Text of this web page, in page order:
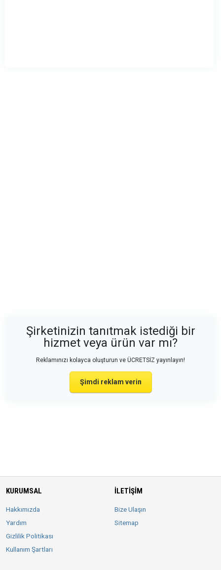
Şirketinizin tanıtmak istediği bir
hizmet veya ürün var mı?
Reklamınızı kolayca oluşturun ve ÜCRETSİZ yayınlayın!
Şimdi reklam verin
KURUMSAL
Hakkımızda
Yardım
Gizlilik Politikası
Kullanım Şartları
İLETIŞIM
Bize Ulaşın
Sitemap